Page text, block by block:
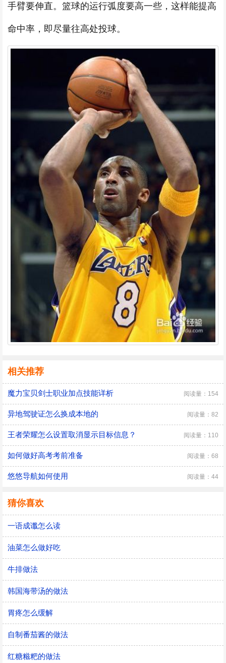
手臂要伸直。篮球的运行弧度要高一些，这样能提高
命中率，即尽量往高处投球。
相关推荐
魔力宝贝剑士职业加点技能详析 阅读量：154
异地驾驶证怎么换成本地的 阅读量：82
王者荣耀怎么设置取消显示目标信息？ 阅读量：110
如何做好高考考前准备 阅读量：68
悠悠导航如何使用 阅读量：44
猜你喜欢
一语成谶怎么读
油菜怎么做好吃
牛排做法
韩国海带汤的做法
胃疼怎么缓解
自制番茄酱的做法
红糖糍粑的做法